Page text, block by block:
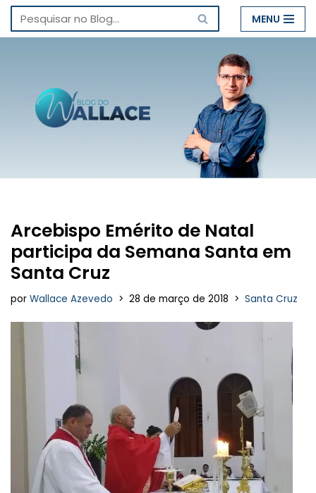
Pular
conteúdo
MENU
Arcebispo Emérito de Natal
participa da Semana Santa em
Santa Cruz
por Wallace Azevedo 28 de março de 2018 Santa Cruz